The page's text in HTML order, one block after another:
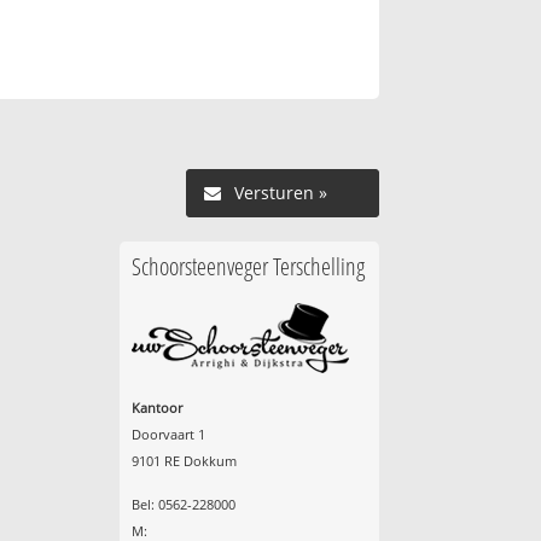
Versturen »
Schoorsteenveger Terschelling
Kantoor
Doorvaart 1
9101 RE Dokkum
Bel: 0562-228000
M: